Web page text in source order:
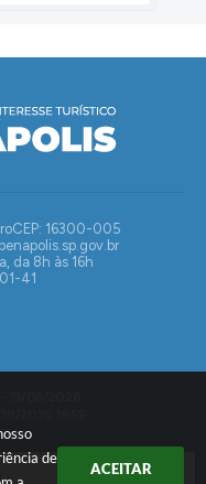
de
ACEITAR
CEP: 16300-005
da 8h às 16h
41